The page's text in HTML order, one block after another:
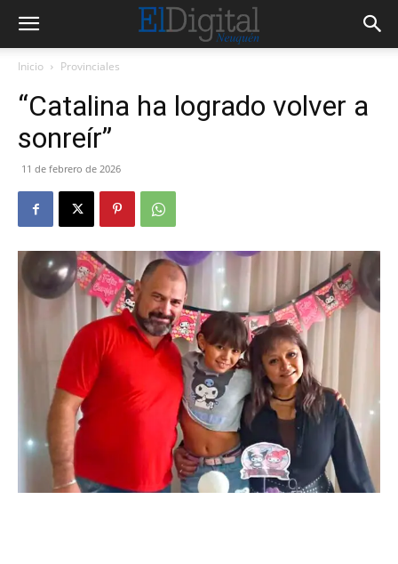
Inicio Provinciales
“Catalina ha logrado volver a
sonreír”
11 de febrero de 2026